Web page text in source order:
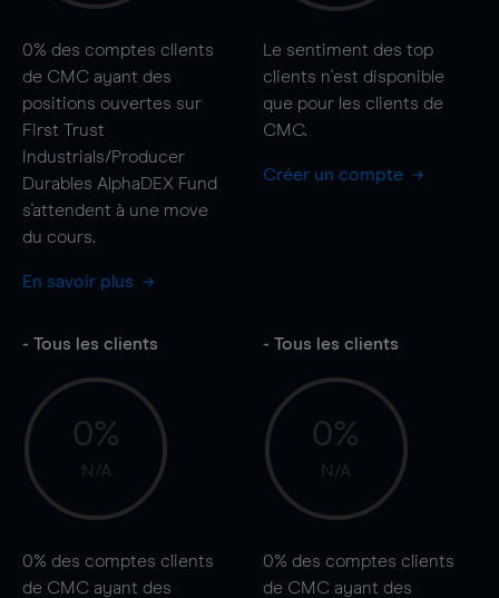
0% des comptes clients
de CMC ayant des
positions ouvertes sur
First Trust
Industrials/Producer
Durables AlphaDEX Fund
s'attendent à une move
du cours.
En savoir plus
Le sentiment des top
clients n'est disponible
que pour les clients de
CMC.
Créer un compte
- Tous les clients
0%
N/A
0% des comptes clients
de CMC ayant des
- Tous les clients
0%
N/A
0% des comptes clients
de CMC ayant des